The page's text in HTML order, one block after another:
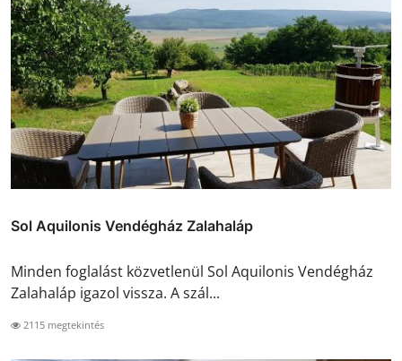
Sol Aquilonis Vendégház Zalahaláp
Minden foglalást közvetlenül Sol Aquilonis Vendégház
Zalahaláp igazol vissza. A szál...
2115 megtekintés